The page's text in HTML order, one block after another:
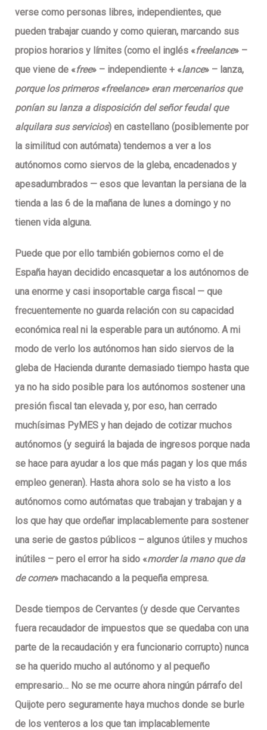
verse como personas libres, independientes, que
pueden trabajar cuando y como quieran, marcando sus
propios horarios y límites (como el inglés «freelance» –
que viene de «free» – independiente + «lance» – lanza,
porque los primeros «freelance» eran mercenarios que
ponían su lanza a disposición del señor feudal que
alquilara sus servicios) en castellano (posiblemente por
la similitud con autómata) tendemos a ver a los
autónomos como siervos de la gleba, encadenados y
apesadumbrados — esos que levantan la persiana de la
tienda a las 6 de la mañana de lunes a domingo y no
tienen vida alguna.
Puede que por ello también gobiernos como el de
España hayan decidido encasquetar a los autónomos de
una enorme y casi insoportable carga fiscal — que
frecuentemente no guarda relación con su capacidad
económica real ni la esperable para un autónomo. A mi
modo de verlo los autónomos han sido siervos de la
gleba de Hacienda durante demasiado tiempo hasta que
ya no ha sido posible para los autónomos sostener una
presión fiscal tan elevada y, por eso, han cerrado
muchísimas PyMES y han dejado de cotizar muchos
autónomos (y seguirá la bajada de ingresos porque nada
se hace para ayudar a los que más pagan y los que más
empleo generan). Hasta ahora solo se ha visto a los
autónomos como autómatas que trabajan y trabajan y a
los que hay que ordeñar implacablemente para sostener
una serie de gastos públicos – algunos útiles y muchos
inútiles – pero el error ha sido «morder la mano que da
de comer» machacando a la pequeña empresa.
Desde tiempos de Cervantes (y desde que Cervantes
fuera recaudador de impuestos que se quedaba con una
parte de la recaudación y era funcionario corrupto) nunca
se ha querido mucho al autónomo y al pequeño
empresario… No se me ocurre ahora ningún párrafo del
Quijote pero seguramente haya muchos donde se burle
de los venteros a los que tan implacablemente